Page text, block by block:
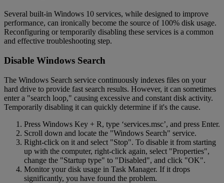
Several built-in Windows 10 services, while designed to improve
performance, can ironically become the source of 100% disk usage.
Reconfiguring or temporarily disabling these services is a common
and effective troubleshooting step.
Disable Windows Search
The Windows Search service continuously indexes files on your
hard drive to provide fast search results. However, it can sometimes
enter a "search loop," causing excessive and constant disk activity.
Temporarily disabling it can quickly determine if it's the cause.
Press Windows Key + R, type ‘services.msc’, and press Enter.
Scroll down and locate the "Windows Search" service.
Right-click on it and select "Stop". To disable it from starting
up with the computer, right-click again, select "Properties",
change the "Startup type" to "Disabled", and click "OK".
Monitor your disk usage in Task Manager. If it drops
significantly, you have found the problem.